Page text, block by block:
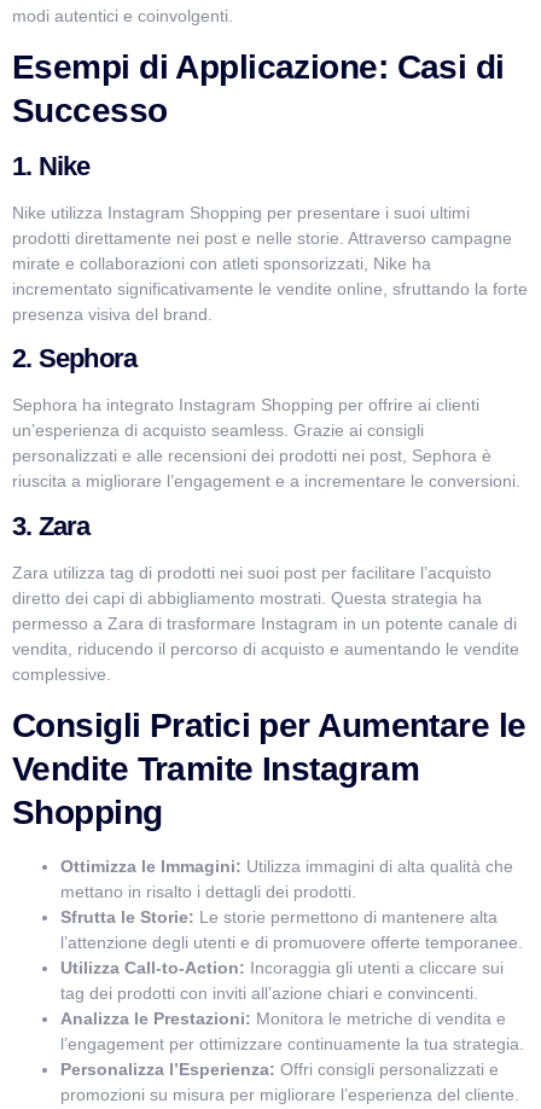
modi autentici e coinvolgenti.
Esempi di Applicazione: Casi di
Successo
1. Nike
Nike utilizza Instagram Shopping per presentare i suoi ultimi
prodotti direttamente nei post e nelle storie. Attraverso campagne
mirate e collaborazioni con atleti sponsorizzati, Nike ha
incrementato significativamente le vendite online, sfruttando la forte
presenza visiva del brand.
2. Sephora
Sephora ha integrato Instagram Shopping per offrire ai clienti
un’esperienza di acquisto seamless. Grazie ai consigli
personalizzati e alle recensioni dei prodotti nei post, Sephora è
riuscita a migliorare l’engagement e a incrementare le conversioni.
3. Zara
Zara utilizza tag di prodotti nei suoi post per facilitare l’acquisto
diretto dei capi di abbigliamento mostrati. Questa strategia ha
permesso a Zara di trasformare Instagram in un potente canale di
vendita, riducendo il percorso di acquisto e aumentando le vendite
complessive.
Consigli Pratici per Aumentare le
Vendite Tramite Instagram
Shopping
Ottimizza le Immagini: Utilizza immagini di alta qualità che
mettano in risalto i dettagli dei prodotti.
Sfrutta le Storie: Le storie permettono di mantenere alta
l’attenzione degli utenti e di promuovere offerte temporanee.
Utilizza Call-to-Action: Incoraggia gli utenti a cliccare sui
tag dei prodotti con inviti all’azione chiari e convincenti.
Analizza le Prestazioni: Monitora le metriche di vendita e
l’engagement per ottimizzare continuamente la tua strategia.
Personalizza l’Esperienza: Offri consigli personalizzati e
promozioni su misura per migliorare l’esperienza del cliente.